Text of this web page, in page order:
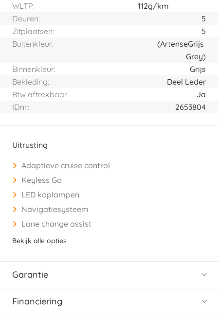
WLTP:
112g/km
Deuren:
5
Zitplaatsen:
5
Buitenkleur:
Grijs
(Artense
Grey)
Binnenkleur:
Grijs
Bekleding:
Deel Leder
Btw aftrekbaar:
Ja
IDnr.:
2653804
Uitrusting
Adaptieve cruise control
Keyless Go
LED koplampen
Navigatiesysteem
Lane change assist
Bekijk alle opties
Garantie
Financiering